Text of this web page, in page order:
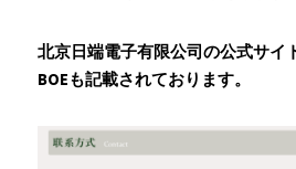
北京日端電子有限公司の公式サイ
BOEも記載されております。